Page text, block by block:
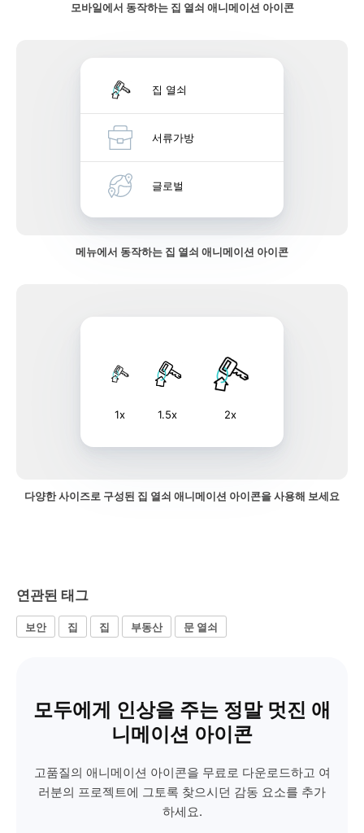
모바일에서 동작하는 집 열쇠 애니메이션 아이콘
집 열쇠
서류가방
글로벌
메뉴에서 동작하는 집 열쇠 애니메이션 아이콘
1x 1.5x 2x
다양한 사이즈로 구성된 집 열쇠 애니메이션 아이콘을 사용해 보세요
연관된 태그
보안 집 집 부동산 문 열쇠
모두에게 인상을 주는 정말 멋진 애
니메이션 아이콘
고품질의 애니메이션 아이콘을 무료로 다운로드하고 여
러분의 프로젝트에 그토록 찾으시던 감동 요소를 추가
하세요.